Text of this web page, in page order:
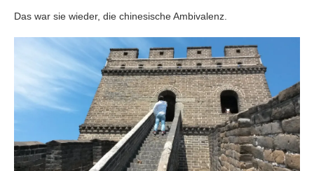
Das war sie wieder, die chinesische Ambivalenz.